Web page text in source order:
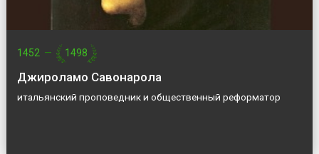
1452 — 1498
Джироламо Савонарола
итальянский проповедник и общественный реформатор